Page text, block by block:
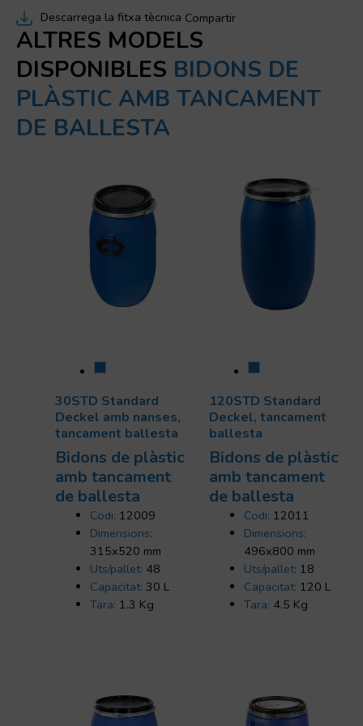
Descarrega la fitxa tècnica Compartir
ALTRES MODELS
DISPONIBLES BIDONS DE
PLÀSTIC AMB TANCAMENT
DE BALLESTA
30STD Standard
Deckel amb nanses,
tancament ballesta
Bidons de plàstic
amb tancament
de ballesta
Codi: 12009
Dimensions:
315x520 mm
Uts/pallet: 48
Capacitat: 30 L
Tara: 1.3 Kg
120STD Standard
Deckel, tancament
ballesta
Bidons de plàstic
amb tancament
de ballesta
Codi: 12011
Dimensions:
496x800 mm
Uts/pallet: 18
Capacitat: 120 L
Tara: 4.5 Kg